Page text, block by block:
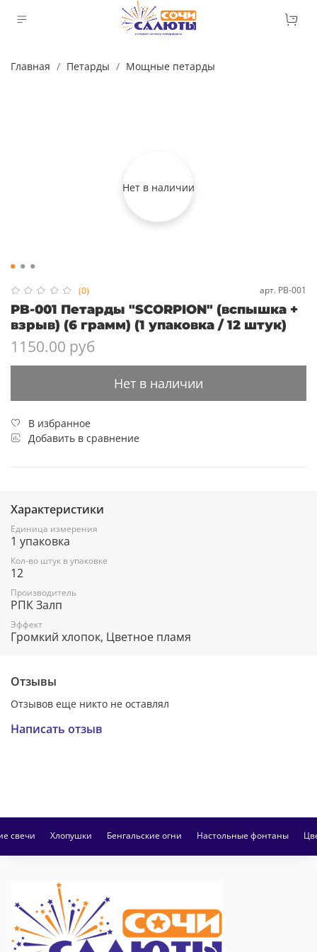
Главная Петарды Мощные петарды
Нет в наличии
(0) арт. PB-001
PB-001 Петарды "SCORPION" (вспышка +
взрыв) (6 грамм) (1 упаковка / 12 штук)
1150.00 руб
Нет в наличии
В избранное
Добавить в сравнение
Характеристики
Единица измерения
1 упаковка
Кол-во штук в упаковке
12
Производитель
РПК Залп
Эффект
Громкий хлопок, Цветное пламя
Отзывы
Отзывов еще никто не оставлял
Написать отзыв
свечи Хлопушки Бенгальские огни Настольные фонтаны